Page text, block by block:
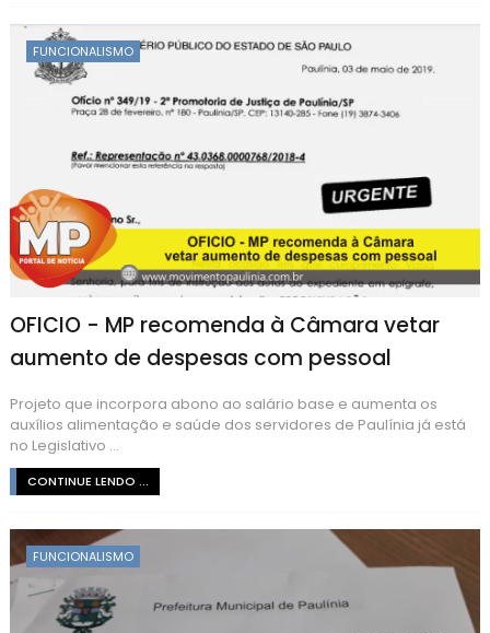
FUNCIONALISMO
OFICIO - MP recomenda à Câmara vetar
aumento de despesas com pessoal
Projeto que incorpora abono ao salário base e aumenta os
auxílios alimentação e saúde dos servidores de Paulínia já está
no Legislativo ...
CONTINUE LENDO ...
FUNCIONALISMO